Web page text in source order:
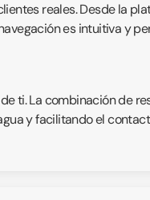
reales. Desde la
es intuitiva y
ti. La combinación de
y facilitando el